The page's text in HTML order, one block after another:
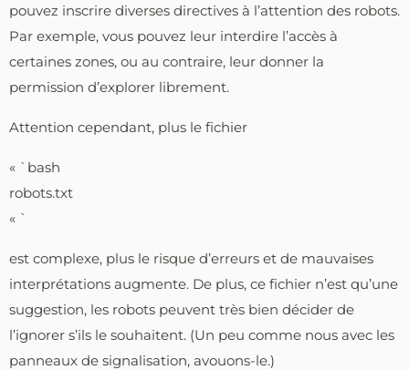
pouvez inscrire diverses directives à l’attention des robots.
Par exemple, vous pouvez leur interdire l’accès à
certaines zones, ou au contraire, leur donner la
permission d’explorer librement.
Attention cependant, plus le fichier
« `bash
robots.txt
« `
est complexe, plus le risque d’erreurs et de mauvaises
interprétations augmente. De plus, ce fichier n’est qu’une
suggestion, les robots peuvent très bien décider de
l’ignorer s’ils le souhaitent. (Un peu comme nous avec les
panneaux de signalisation, avouons-le.)